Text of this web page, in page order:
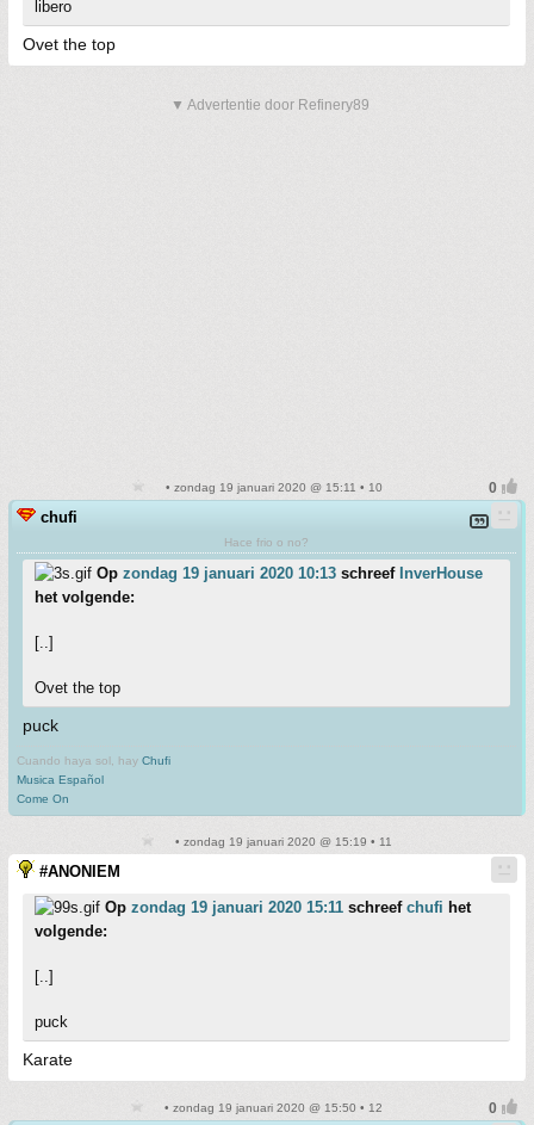
libero
Ovet the top
▼ Advertentie door Refinery89
• zondag 19 januari 2020 @ 15:11 • 10
chufi
Hace frio o no?
Op zondag 19 januari 2020 10:13 schreef InverHouse
het volgende:
[..]
Ovet the top
puck
Cuando haya sol, hay Chufi
Musica Español
Come On
• zondag 19 januari 2020 @ 15:19 • 11
#ANONIEM
Op zondag 19 januari 2020 15:11 schreef chufi het
volgende:
[..]
puck
Karate
• zondag 19 januari 2020 @ 15:50 • 12